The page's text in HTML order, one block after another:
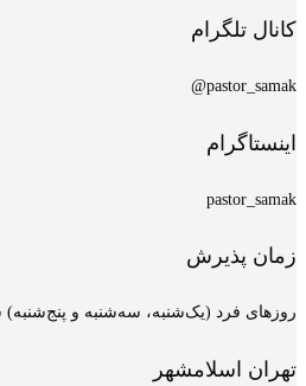
کانال تلگرام
pastor_samak@
اینستاگرام
pastor_samak
زمان پذیرش
روزهای فرد (یک‌شنبه، سه‌شنبه و پنج‌شنبه) ساعت 15:00
تهران اسلامشهر